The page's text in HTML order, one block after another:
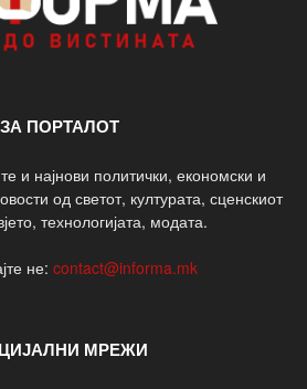
ЗА ПОРТАЛОТ
и најнови политички, економски и
од светот, културата, сценскиот
технологијата, модата.
не: contact@informa.mk
МРЕЖИ